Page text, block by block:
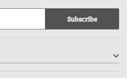
Subscribe